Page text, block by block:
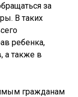
за
В таких
ребенка,
а также в
гражданам